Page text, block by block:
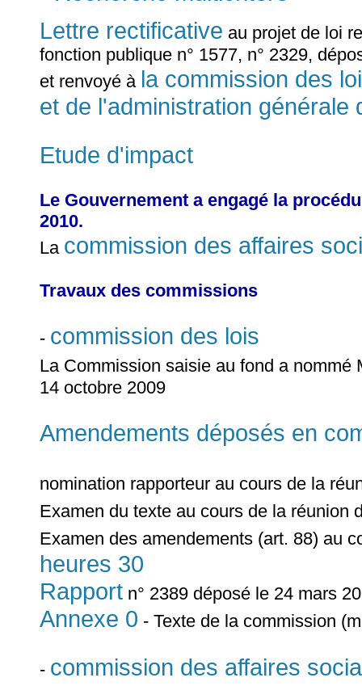
Lettre rectificative au projet de loi
fonction publique n° 1577, n° 2329,
et renvoyé à la commission des
et de l'administration générale
Etude d'impact
Le Gouvernement a engagé la
2010.
La commission des affaires
Travaux des commissions
- commission des lois
La Commission saisie au fond a nommé
14 octobre 2009
Amendements déposés en
nomination rapporteur au cours de la
Examen du texte au cours de la réunion
Examen des amendements (art. 88) au
heures 30
Rapport n° 2389 déposé le 24 mars
Annexe 0 - Texte de la commission
- commission des affaires